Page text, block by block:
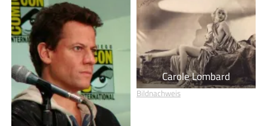
Carole Lombard
Bildnachweis